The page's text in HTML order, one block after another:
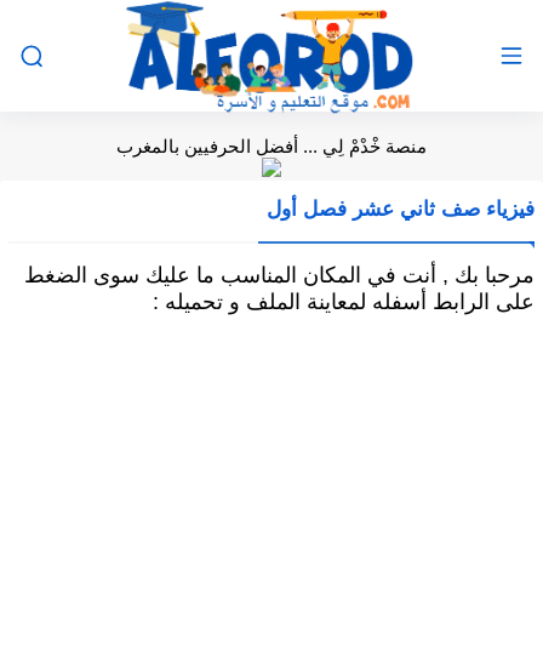
منصة خْدْمْ لِي ... أفضل الحرفيين بالمغرب
فيزياء صف ثاني عشر فصل أول
مرحبا بك , أنت في المكان المناسب ما عليك سوى الضغط
على الرابط أسفله لمعاينة الملف و تحميله :